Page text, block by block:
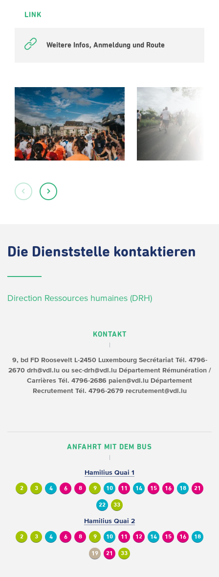
LINK
Weitere Infos, Anmeldung und Route
Die Dienststelle kontaktieren
Direction Ressources humaines (DRH)
KONTAKT
9, bd FD RooseveltL-2450 Luxembourg SecrétariatTél. 4796-
2670drh@vdl.lu ou sec-drh@vdl.lu Département Rémunération /
Carrières Tél. 4796-2686 paien@vdl.lu Département
RecrutementTél. 4796-2679 recrutement@vdl.lu
ANFAHRT MIT DEM BUS
Hamilius Quai 1
2 3 4 6 8 9 10 11 14 15 16 18 21
22 33
Hamilius Quai 2
2 3 4 6 8 9 10 11 12 14 15 16 18
19 21 33